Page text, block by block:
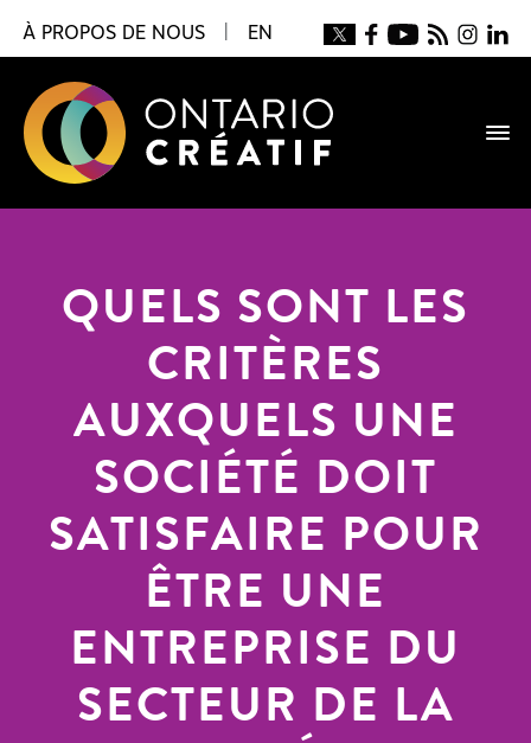
À PROPOS DE NOUS EN
QUELS SONT LES
CRITÈRES
AUXQUELS UNE
SOCIÉTÉ DOIT
SATISFAIRE POUR
ÊTRE UNE
ENTREPRISE DU
SECTEUR DE LA